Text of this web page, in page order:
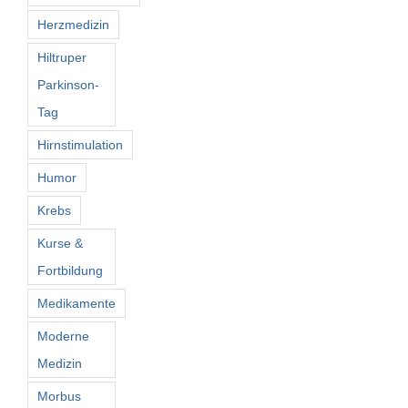
Herzmedizin
Hiltruper
Parkinson-
Tag
Hirnstimulation
Humor
Krebs
Kurse &
Fortbildung
Medikamente
Moderne
Medizin
Morbus